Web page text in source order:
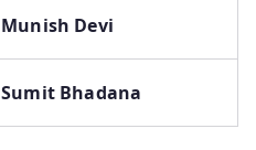
Munish Devi
Sumit Bhadana